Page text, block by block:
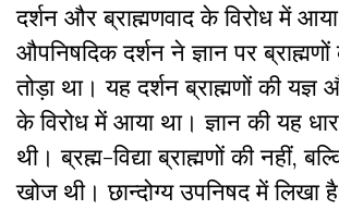
दर्शन और ब्राह्मणवाद के विरोध में
औपनिषदिक दर्शन ने ज्ञान पर
तोड़ा था। यह दर्शन ब्राह्मणों की
के विरोध में आया था। ज्ञान की यह
थी। ब्रह्म-विद्या ब्राह्मणों की नहीं,
खोज थी। छान्दोग्य उपनिषद में लिखा